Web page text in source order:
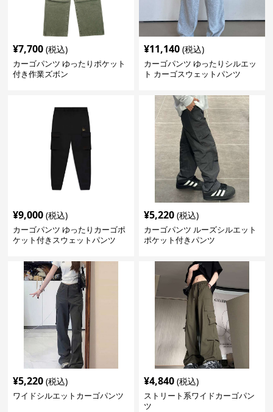
¥7,700 (税込)
カーゴパンツ ゆったりポケット
付き作業ズボン
¥11,140 (税込)
カーゴパンツ ゆったりシルエッ
ト カーゴスウェットパンツ
¥9,000 (税込)
カーゴパンツ ゆったりカーゴポ
ケット付きスウェットパンツ
¥5,220 (税込)
カーゴパンツ ルーズシルエット
ポケット付きパンツ
¥5,220 (税込)
ワイドシルエットカーゴパンツ
¥4,840 (税込)
ストリート系ワイドカーゴパン
ツ